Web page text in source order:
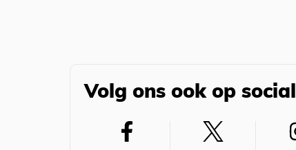
Volg ons ook op social